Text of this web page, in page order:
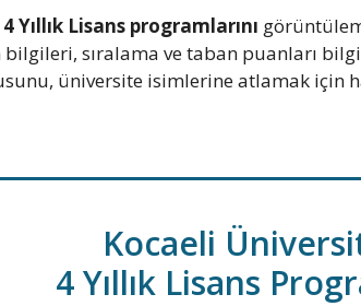
4 Yıllık Lisans programlarını
sıralama ve taban puanları
üniversite isimlerine atlamak için
Kocaeli
4 Yıllık Lisans